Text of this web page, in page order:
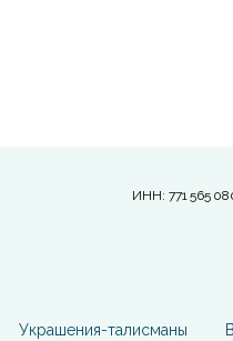
ИНН: 771 565
Украшения-талисманы